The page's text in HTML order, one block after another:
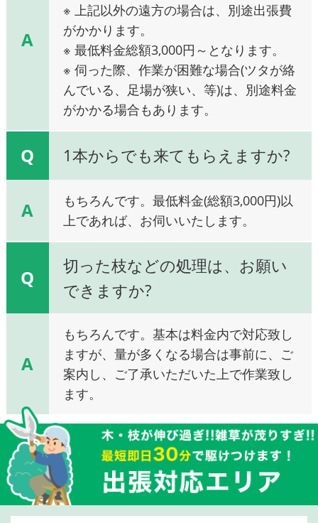
A
※ 上記以外の遠方の場合は、別途出張費
がかかります。
※ 最低料金総額3,000円～となります。
※ 伺った際、作業が困難な場合(ツタが絡
んでいる、足場が狭い、等)は、別途料金
がかかる場合もあります。
Q 1本からでも来てもらえますか?
A
もちろんです。最低料金(総額3,000円)以
上であれば、お伺いいたします。
Q
切った枝などの処理は、お願い
できますか?
A
もちろんです。基本は料金内で対応致し
ますが、量が多くなる場合は事前に、ご
案内し、ご了承いただいた上で作業致し
ます。